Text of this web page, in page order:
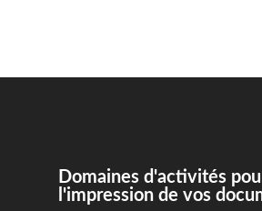
Domaines d'activités
l'impression de vos